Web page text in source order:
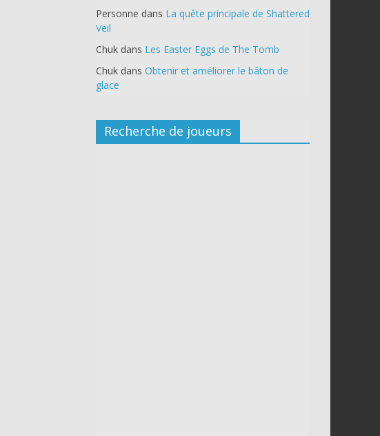
Personne dans La quête principale de Shattered
Veil
Chuk dans Les Easter Eggs de The Tomb
Chuk dans Obtenir et améliorer le bâton de
glace
Recherche de joueurs